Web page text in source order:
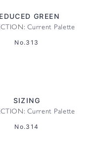
GREEN
Current Palette
No.313
SIZING
Current Palette
No.314